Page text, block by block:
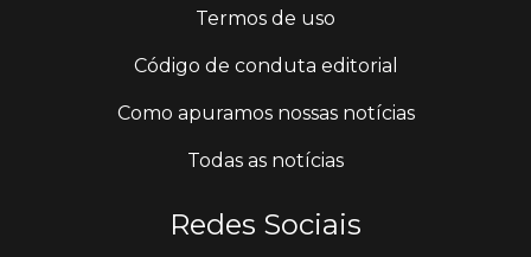
Termos de uso
Código de conduta editorial
Como apuramos nossas notícias
Todas as notícias
Redes Sociais